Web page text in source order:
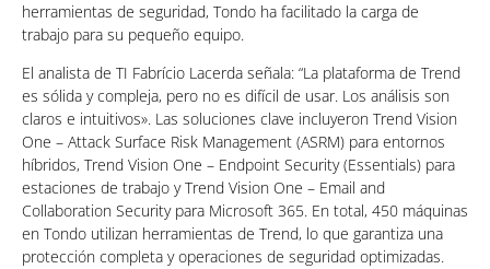
herramientas de seguridad, Tondo ha facilitado la carga de
trabajo para su pequeño equipo.
El analista de TI Fabrício Lacerda señala: “La plataforma de Trend
es sólida y compleja, pero no es difícil de usar. Los análisis son
claros e intuitivos». Las soluciones clave incluyeron Trend Vision
One – Attack Surface Risk Management (ASRM) para entornos
híbridos, Trend Vision One – Endpoint Security (Essentials) para
estaciones de trabajo y Trend Vision One – Email and
Collaboration Security para Microsoft 365. En total, 450 máquinas
en Tondo utilizan herramientas de Trend, lo que garantiza una
protección completa y operaciones de seguridad optimizadas.